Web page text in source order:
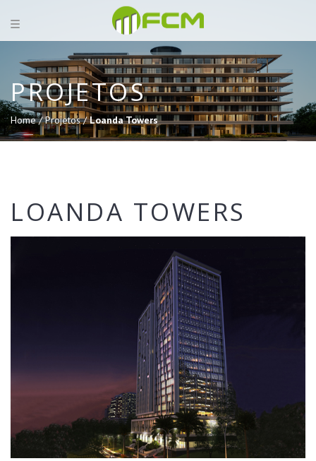
PROJETOS
Home /Projetos /Loanda Towers
LOANDA TOWERS